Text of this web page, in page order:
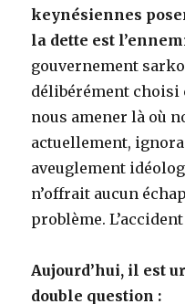
keynésiennes
la dette est
gouvernement
délibérément choisi
nous amener là où
actuellement,
aveuglement
n’offrait aucun
problème.
Aujourd’hui, il est
double question :